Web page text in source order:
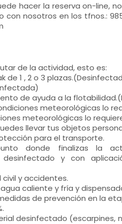
hacer la reserva on-line,
nosotros en los tfnos.:
de la actividad, esto es:
de 1 , 2 o 3
de ayuda a la
meteorológicas lo
meteorológicas lo
llevar tus objetos
para el transporte.
donde finalizas la
desinfectado y con
y accidentes.
caliente y fría y
de prevención en la
desinfectado (escarpines,